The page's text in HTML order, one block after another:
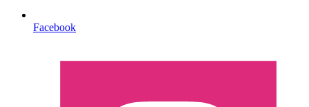
Facebook